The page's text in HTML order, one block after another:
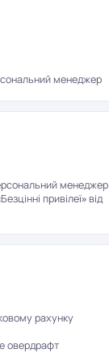
менеджер
менеджер
привілеї» від
рахунку
овердрафт